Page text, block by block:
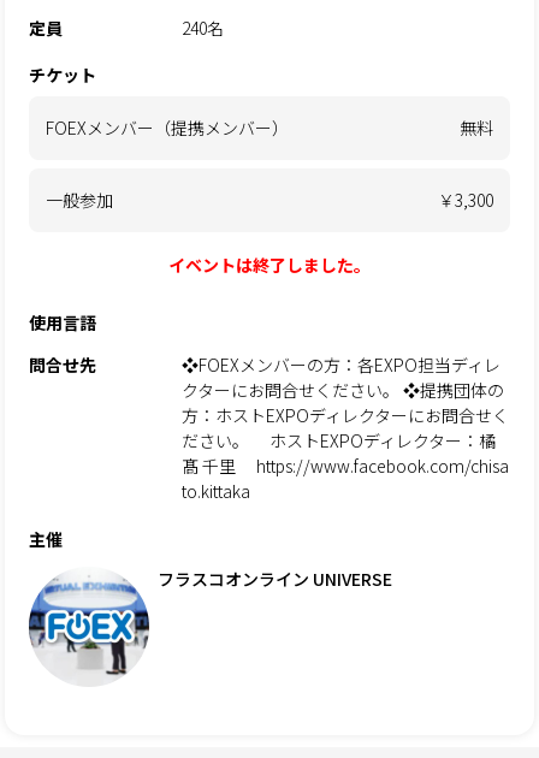
定員
240名
チケット
FOEXメンバー（提携メンバー） 無料
一般参加 ￥3,300
イベントは終了しました。
使用言語
問合せ先
❖FOEXメンバーの方：各EXPO担当ディレ
クターにお問合せください。 ❖提携団体の
方：ホストEXPOディレクターにお問合せく
ださい。 ホストEXPOディレクター：橘
髙 千里 https://www.facebook.com/chisa
to.kittaka
主催
フラスコオンライン UNIVERSE